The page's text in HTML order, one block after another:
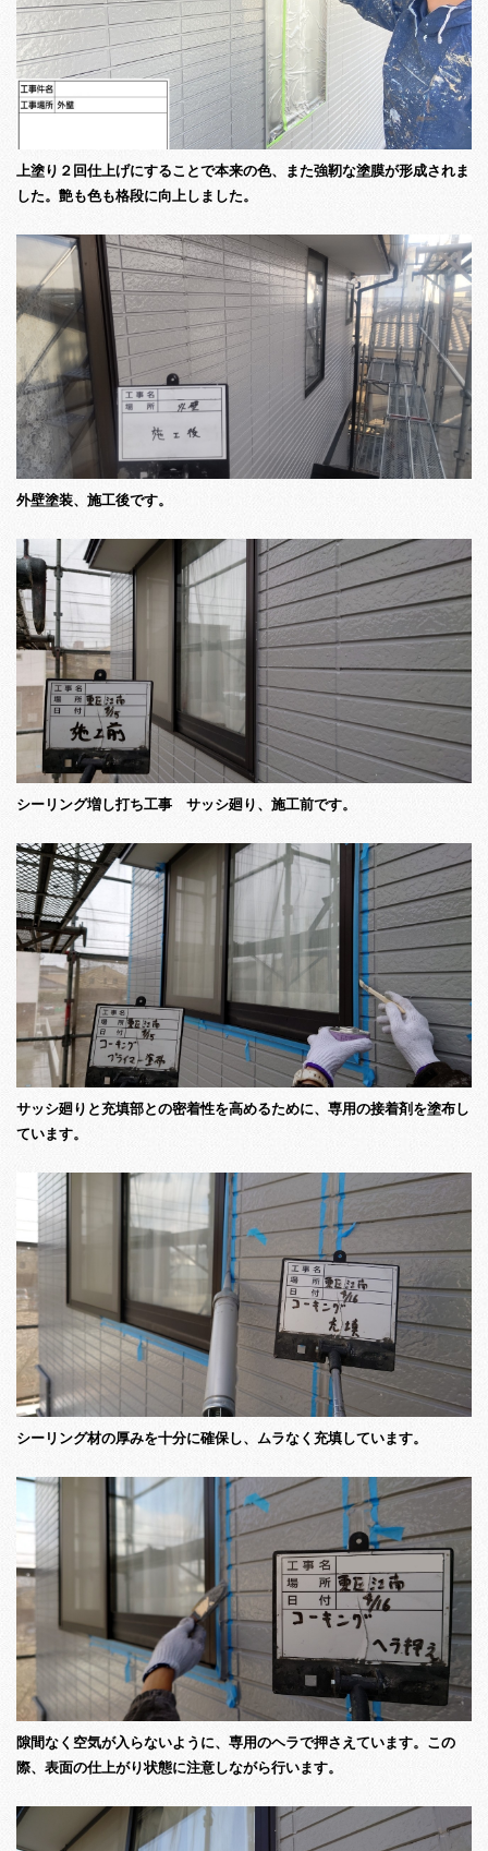
上塗り２回仕上げにすることで本来の色、また強靭な塗膜が形成されま
した。艶も色も格段に向上しました。
外壁塗装、施工後です。
シーリング増し打ち工事 サッシ廻り、施工前です。
サッシ廻りと充填部との密着性を高めるために、専用の接着剤を塗布し
ています。
シーリング材の厚みを十分に確保し、ムラなく充填しています。
隙間なく空気が入らないように、専用のヘラで押さえています。この
際、表面の仕上がり状態に注意しながら行います。